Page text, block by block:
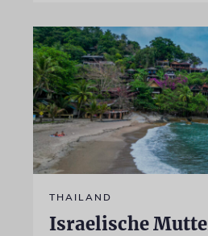
THAILAND
Israelische